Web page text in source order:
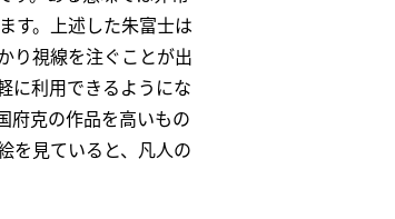
す。上述した朱富士は
り視線を注ぐことが出
に利用できるようにな
府克の作品を高いもの
を見ていると、凡人の